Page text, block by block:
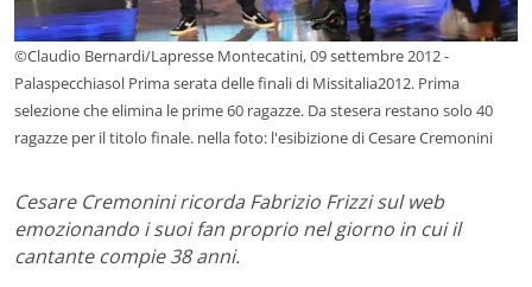
©Claudio Bernardi/Lapresse Montecatini, 09 settembre 2012 -
Palaspecchiasol Prima serata delle finali di Missitalia2012. Prima
selezione che elimina le prime 60 ragazze. Da stesera restano solo 40
ragazze per il titolo finale. nella foto: l'esibizione di Cesare Cremonini
Cesare Cremonini ricorda Fabrizio Frizzi sul web
emozionando i suoi fan proprio nel giorno in cui il
cantante compie 38 anni.